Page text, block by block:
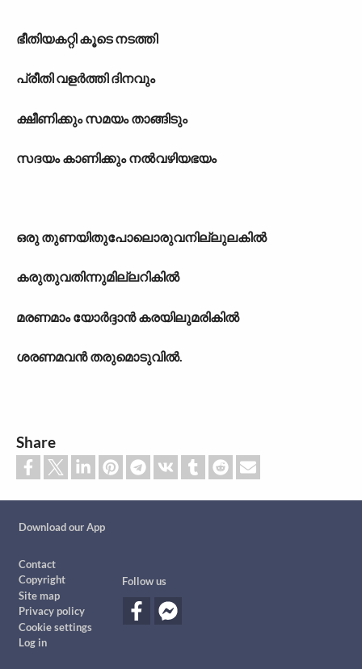
ഭീതിയകറ്റി കൂടെ നടത്തി
പ്രീതി വളർത്തി ദിനവും
ക്ഷീണിക്കും സമയം താങ്ങിടും
സദയം കാണിക്കും നൽവഴിയഭയം
ഒരു തുണയിതുപോലൊരുവനില്ലുലകിൽ
കരുതുവതിന്നുമില്ലറികിൽ
മരണമാം യോർദ്ദാൻ കരയിലുമരികിൽ
ശരണമവൻ തരുമൊടുവിൽ.
Share
Download our App
Contact
Copyright
Site map
Privacy policy
Cookie settings
Log in
Follow us